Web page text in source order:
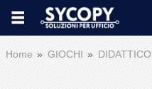
Home GIOCHI DIDATTICO